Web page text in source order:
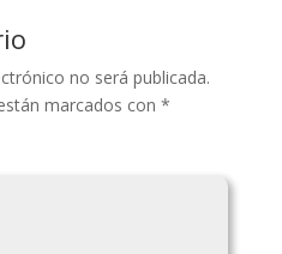
no será publicada.
marcados con *